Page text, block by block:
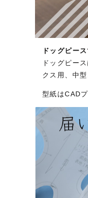
ドッグピー
ドッグピー
クス用、中
型紙はCAD